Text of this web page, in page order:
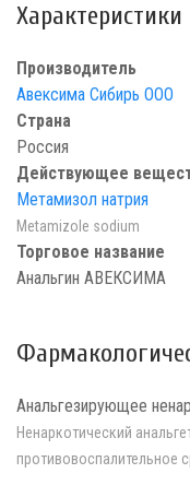
Характеристики
Производитель
Авексима Сибирь ООО
Страна
Россия
Действующее
Метамизол натрия
Metamizole sodium
Торговое название
Анальгин АВЕКСИМА
Анальгезирующее
Ненаркотический
противовоспалительное